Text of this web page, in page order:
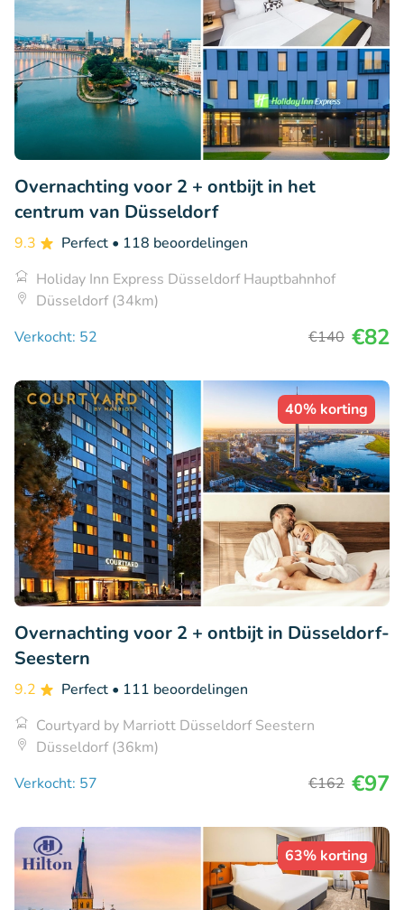
Overnachting voor 2 + ontbijt in het
centrum van Düsseldorf
9.3 Perfect • 118 beoordelingen
Holiday Inn Express Düsseldorf Hauptbahnhof
Düsseldorf (34km)
Verkocht: 52
€140 €82
40% korting
Overnachting voor 2 + ontbijt in Düsseldorf-
Seestern
9.2 Perfect • 111 beoordelingen
Courtyard by Marriott Düsseldorf Seestern
Düsseldorf (36km)
Verkocht: 57
€162 €97
63% korting